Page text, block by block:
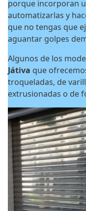
porque incorporan
automatizarlas y
que no tengas que
aguantar golpes
Algunos de los
Játiva que
troqueladas, de
extrusionadas o de